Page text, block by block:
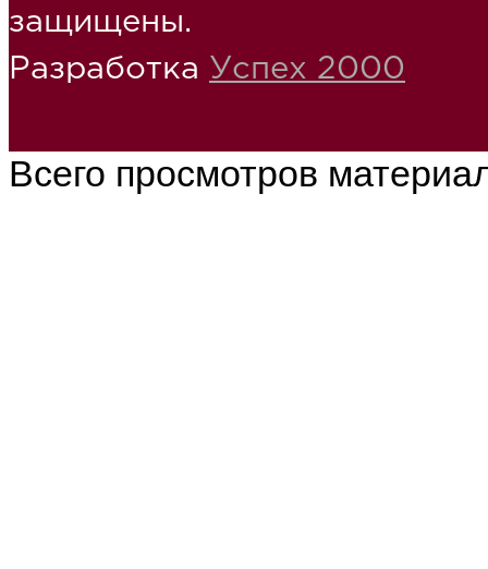
защищены.
Разработка Успех 2000
Всего просмотров